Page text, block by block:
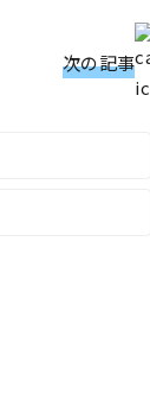
次の記事